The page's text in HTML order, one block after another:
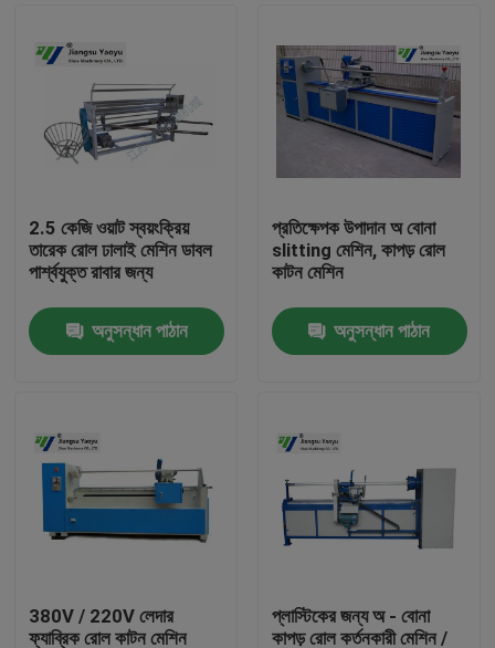
আমাদের সম্পর্কে
কারখানা ভ্রমণ
মান নিয়ন্ত্রণ
যোগাযোগ করুন
হাইড্রোলিক Die কাটন মেশিন
হাইড্রোলিক সুইং আর্ম কাটন মেশিন
2.5 কেজি ওয়াট স্বয়ংক্রিয়
তারেক রোল ঢালাই মেশিন ডাবল
পার্শ্বযুক্ত রাবার জন্য
অনুসন্ধান পাঠান
প্রতিক্ষেপক উপাদান অ বোনা
slitting মেশিন, কাপড় রোল
কাটন মেশিন
অনুসন্ধান পাঠান
380V / 220V লেদার
ফ্যাব্রিক রোল কাটন মেশিন
প্লাস্টিকের জন্য অ - বোনা
কাপড় রোল কর্তনকারী মেশিন /